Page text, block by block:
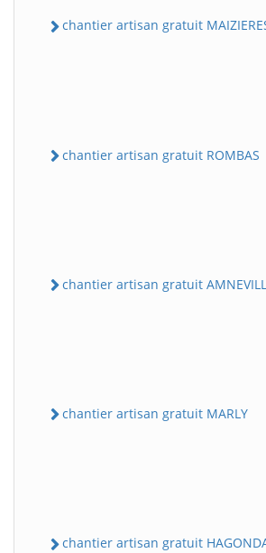
chantier artisan gratuit
chantier artisan gratuit ROMBAS
chantier artisan gratuit
chantier artisan gratuit MARLY
chantier artisan gratuit